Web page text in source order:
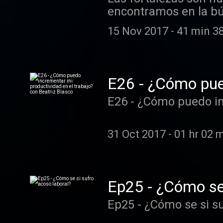
encontramos en la
pocos sabemos
de obtener un empleo
tener un CV basado y enfocado a tus
Call to Action
líderes y sus
tiene una gran
de atraer talento, que
15 Nov 2017 - 41 min
E26 - ¿Cómo
Beatriz Blasco
E26 - ¿Cómo puedo
31 Oct 2017 - 01 hr 02
Ep25 - ¿Cómo
Ep25 - ¿Cómo se si